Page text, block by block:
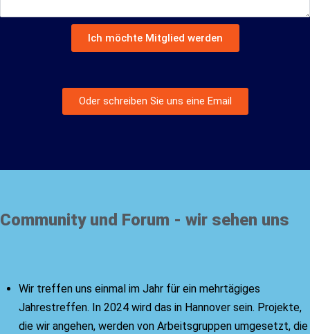
Ich möchte Mitglied werden
Oder schreiben Sie uns eine Email
Community und Forum - wir sehen uns
Wir treffen uns einmal im Jahr für ein mehrtägiges
Jahrestreffen. In 2024 wird das in Hannover sein. Projekte,
die wir angehen, werden von Arbeitsgruppen umgesetzt, die